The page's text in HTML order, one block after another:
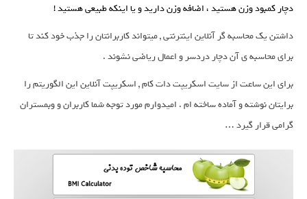
دچار کمبود وزن هستید ، اضافه وزن دارید و یا اینکه طبیعی هستید !
داشتن یک محاسبه گر آنلاین اینترنتی , میتواند کاربرانتان را جذب خود کند تا
برای محاسبه ی آن دچار دردسر و اعمال ریاضی نشوند .
برای این ساعت از سایت اسکریپت دات کام , اسکریپت آنلاین این الگوریتم را
برایتان نوشته و آماده ساخته ام . امیدوارم مورد توجه شما کاربران و وبمستران
گرامی قرار گیرد …